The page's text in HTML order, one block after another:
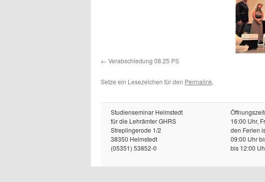
Verabschiedung 08.25 PS
Setze ein Lesezeichen für den Permalink.
Studienseminar Helmstedt
für die Lehrämter GHRS
Streplingerode 1/2
38350 Helmstedt
(05351) 53852-0
16:00 Uhr,
den Ferien
09:00 Uhr
bis 12:00